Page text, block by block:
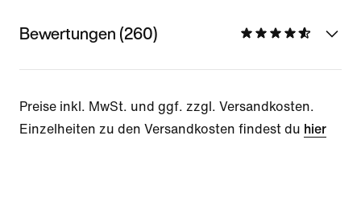
Bewertungen (260)
Preise inkl. MwSt. und ggf. zzgl. Versandkosten.
Einzelheiten zu den Versandkosten findest du hier